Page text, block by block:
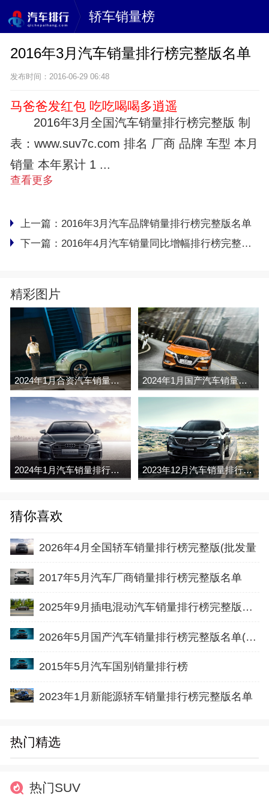
轿车销量榜
2016年3月汽车销量排行榜完整版名单
发布时间：2016-06-29 06:48
马爸爸发红包 吃吃喝喝多逍遥
2016年3月全国汽车销量排行榜完整版 制
表：www.suv7c.com 排名 厂商 品牌 车型 本月
销量 本年累计 1 ...
查看更多
上一篇： 2016年3月汽车品牌销量排行榜完整版名单
下一篇： 2016年4月汽车销量同比增幅排行榜完整版名单
精彩图片
2024年1月合资汽车销量排行榜完整版名单(零售量 2024年1月国产汽车销量排行榜完整版名单(零售量
2024年1月汽车销量排行榜完整版名单(零售量 2023年12月汽车销量排行榜完整版名单(零售量
猜你喜欢
2026年4月全国轿车销量排行榜完整版(批发量
2017年5月汽车厂商销量排行榜完整版名单
2025年9月插电混动汽车销量排行榜完整版名单(批发量
2026年5月国产汽车销量排行榜完整版名单(零售量
2015年5月汽车国别销量排行榜
2023年1月新能源轿车销量排行榜完整版名单
热门精选
热门SUV